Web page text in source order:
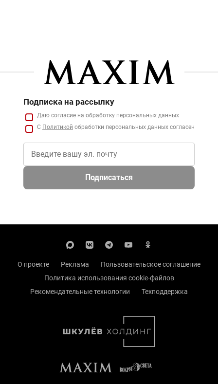
Подписка на рассылку
Даю согласие на обработку персональных данных
С Политикой обработки персональных данных согласен
Подписаться
О проекте Реклама
Пользовательское соглашение
Политика использования cookie-файлов
Рекомендательные технологии
Техподдержка